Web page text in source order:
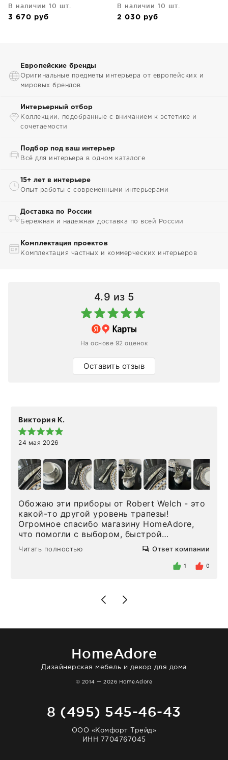
В наличии 10 шт.
3 670 руб
В наличии 10 шт.
2 030 руб
Европейские бренды
Оригинальные предметы интерьера от европейских и
мировых брендов
Интерьерный отбор
Коллекции, подобранные с вниманием к эстетике и
сочетаемости
Подбор под ваш интерьер
Всё для интерьера в одном каталоге
15+ лет в интерьере
Опыт работы с современными интерьерами
Доставка по России
Бережная и надежная доставка по всей России
Комплектация проектов
Комплектация частных и коммерческих интерьеров
4.9 из 5
На основе 92 оценок
Оставить отзыв
Виктория К.
24 мая 2026
Обожаю эти приборы от Robert Welch - это
какой-то другой уровень трапезы!
Огромное спасибо магазину HomeAdore,
что помогли с выбором, быстрой
доставкой и высоким сервисом. Один раз
была здесь лично, забирала чайные ложки,
внутри очень много антикварной посуды,
Позже заказывала остальные приборы -
доставили сдэком на следующий день к
отвечает очень быстро. Взаимодействием
Читать полностью Ответ компании
1 0
HomeAdore
Дизайнерская мебель и декор для дома
© 2014 — 2026 HomeAdore
8 (495) 545-46-43
ООО «Комфорт Трейд»
ИНН 7704767045